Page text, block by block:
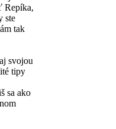
Repíka,
ste
tak
svojou
tipy
sa ako